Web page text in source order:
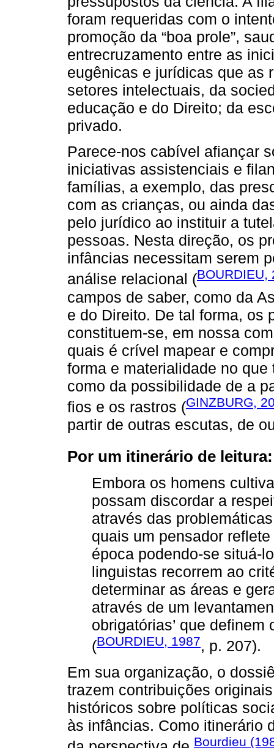
foram requeridas com o
promoção da “boa prole”,
entrecruzamento entre as
eugênicas e jurídicas que as
setores intelectuais, da
educação e do Direito; da
privado.
Parece-nos cabível afiançar
iniciativas assistenciais e
famílias, a exemplo, das
com as crianças, ou ainda
pelo jurídico ao instituir a
pessoas. Nesta direção, os
infâncias necessitam serem
análise relacional (BOURDIEU,
campos de saber, como da
e do Direito. De tal forma, os
constituem-se, em nossa
quais é crível mapear e
forma e materialidade no
como da possibilidade de a
fios e os rastros (GINZBURG,
partir de outras escutas, de
Por um itinerário de
Embora os homens
possam discordar a
através das
quais um pensador
época podendo-se situá-
linguistas recorrem ao
determinar as áreas e
através de um
obrigatórias’ que
(BOURDIEU, 1987, p. 207).
Em sua organização, o
trazem contribuições
históricos sobre políticas
às infâncias. Como itinerário
Bourdieu